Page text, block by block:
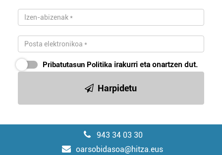
Pribatutasun Politika irakurri eta onartzen dut.
Harpidetu
943 34 03 30
oarsobidasoa@hitza.eus